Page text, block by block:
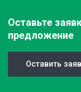
Оставьте
предложение
Оставить